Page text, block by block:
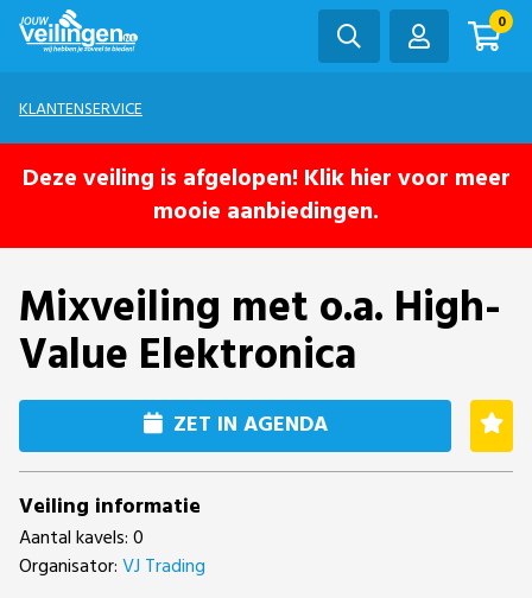
0
KLANTENSERVICE
Deze veiling is afgelopen! Klik hier voor meer
mooie aanbiedingen.
Mixveiling met o.a. High-
Value Elektronica
ZET IN AGENDA
Veiling informatie
Aantal kavels: 0
Organisator:VJ Trading